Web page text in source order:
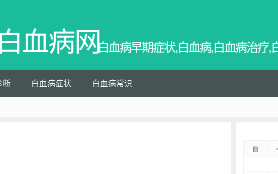
血病网白血病早期症状,白血病,白血病治疗,
断 白血病症状 白血病常识
日